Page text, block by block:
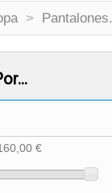
> Pantalones.
€